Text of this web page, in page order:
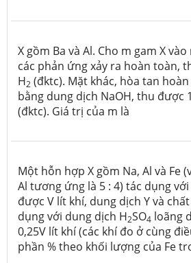
X gồm Ba và Al. Cho m gam X
các phản ứng xảy ra hoàn toàn,
H2 (đktc). Mặt khác, hòa tan
bằng dung dịch NaOH, thu được
(đktc). Giá trị của m là
Một hỗn hợp X gồm Na, Al và Fe
Al tương ứng là 5 : 4) tác dụng với
được V lít khí, dung dịch Y và
dụng với dung dịch H2SO4 loãng
0,25V lít khí (các khí đo ở cùng
phần % theo khối lượng của Fe